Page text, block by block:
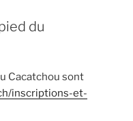
du
Cacatchou sont
inscriptions-et-